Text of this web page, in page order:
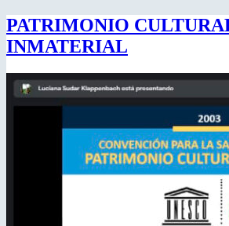
PATRIMONIO
INMATERIAL